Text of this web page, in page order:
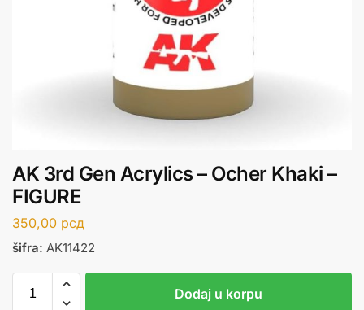
AK 3rd Gen Acrylics – Ocher Khaki –
FIGURE
350,00 рсд
šifra: AK11422
Dodaj u korpu